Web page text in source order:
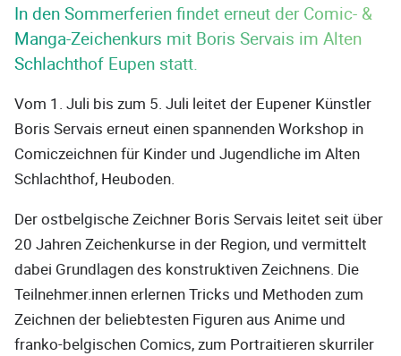
In den Sommerferien findet erneut der Comic- &
Manga-Zeichenkurs mit Boris Servais im Alten
Schlachthof Eupen statt.
Vom 1. Juli bis zum 5. Juli leitet der Eupener Künstler
Boris Servais erneut einen spannenden Workshop in
Comiczeichnen für Kinder und Jugendliche im Alten
Schlachthof, Heuboden.
Der ostbelgische Zeichner Boris Servais leitet seit über
20 Jahren Zeichenkurse in der Region, und vermittelt
dabei Grundlagen des konstruktiven Zeichnens. Die
Teilnehmer.innen erlernen Tricks und Methoden zum
Zeichnen der beliebtesten Figuren aus Anime und
franko-belgischen Comics, zum Portraitieren skurriler